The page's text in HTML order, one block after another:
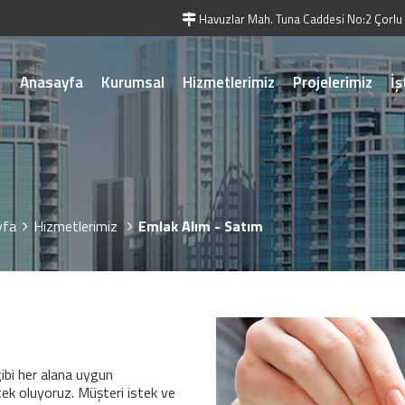
Havuzlar Mah. Tuna Caddesi No:2 Çorlu
Anasayfa Kurumsal Hizmetlerimiz Projelerimiz
Hizmetlerimiz Emlak Alım - Satım
her alana uygun
oluyoruz. Müşteri istek ve